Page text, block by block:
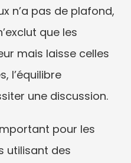
n’a pas de plafond,
que les
mais laisse celles
l’équilibre
une discussion.
pour les
utilisant des